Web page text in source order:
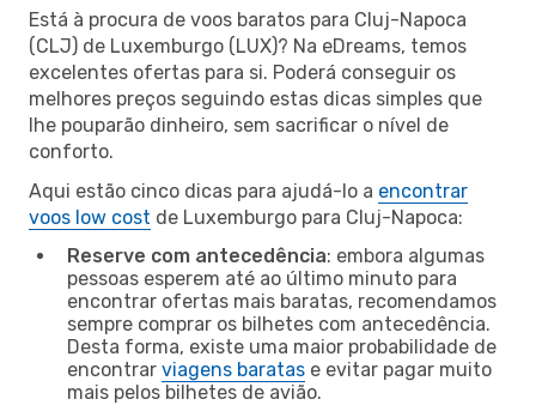
Está à procura de voos baratos para Cluj-Napoca
(CLJ) de Luxemburgo (LUX)? Na eDreams, temos
excelentes ofertas para si. Poderá conseguir os
melhores preços seguindo estas dicas simples que
lhe pouparão dinheiro, sem sacrificar o nível de
conforto.
Aqui estão cinco dicas para ajudá-lo a encontrar
voos low cost de Luxemburgo para Cluj-Napoca:
Reserve com antecedência: embora algumas
pessoas esperem até ao último minuto para
encontrar ofertas mais baratas, recomendamos
sempre comprar os bilhetes com antecedência.
Desta forma, existe uma maior probabilidade de
encontrar viagens baratas e evitar pagar muito
mais pelos bilhetes de avião.